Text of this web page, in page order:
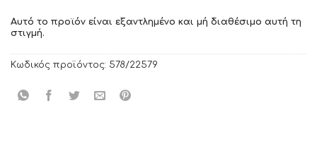
Αυτό το προϊόν είναι εξαντλημένο και μή διαθέσιμο αυτή τη
στιγμή.
Κωδικός προϊόντος: 578/22579